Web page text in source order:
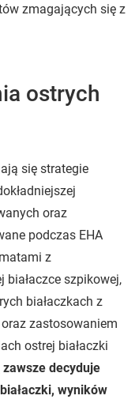
zmagających się z
ostrych
się strategie
oraz
podczas EHA
z
szpikowej,
białaczkach z
zastosowaniem
ostrej białaczki
zawsze decyduje
wyników